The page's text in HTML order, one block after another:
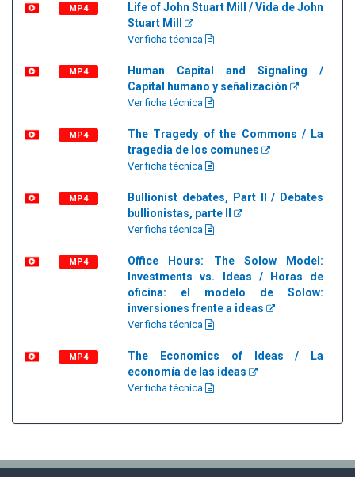
MP4
Life of John Stuart Mill / Vida de John
Stuart Mill
Ver ficha técnica
MP4
Human Capital and Signaling /
Capital humano y señalización
Ver ficha técnica
MP4
The Tragedy of the Commons / La
tragedia de los comunes
Ver ficha técnica
MP4
Bullionist debates, Part II / Debates
bullionistas, parte II
Ver ficha técnica
MP4
Office Hours: The Solow Model:
Investments vs. Ideas / Horas de
oficina: el modelo de Solow:
inversiones frente a ideas
Ver ficha técnica
MP4
The Economics of Ideas / La
economía de las ideas
Ver ficha técnica